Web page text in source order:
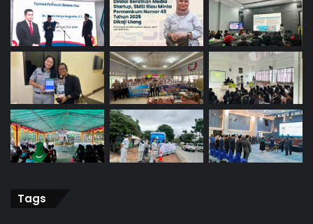
Tags